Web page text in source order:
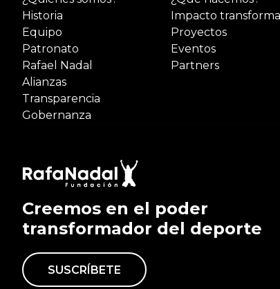
Historia
Equipo
Patronato
Rafael Nadal
Alianzas
Transparencia
Gobernanza
Impacto
Proyectos
Eventos
Partners
Creemos en el poder
transformador del deporte
SUSCRÍBETE